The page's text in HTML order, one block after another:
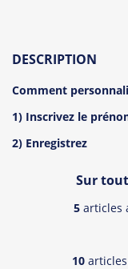
DESCRIPTION
Comment
1) Inscrivez le
2) Enregistrez
Sur
5articles
10articles